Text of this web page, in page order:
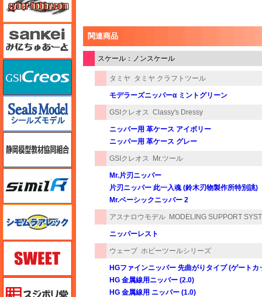
関連商品
スケール：ノンスケール
タミヤ タミヤ クラフトツール
モデラーズニッパーα ミントグリーン
GSIクレオス Classy's Dressy
ニッパー用 革ケース アイボリー
ニッパー用 革ケース グレー
GSIクレオス Mr.ツール
Mr.片刃ニッパー
片刃ニッパー 此一入魂 (鈴木刃物製作所特別誂)
Mr.ベーシックニッパー 2
アスナロウモデル MODELING SUPPORT
ニッパーレスト
ウェーブ ホビーツールシリーズ
HGファインニッパー 先曲がりタイプ (ゲートカ
HG 金属線用ニッパー (2.0)
HG 金属線用 ニッパー (1.0)
さんけい みにちゅあーと
GSIクレオス
シールズモデル
シミラー（similR）
シモムラアレック
スイート（SWEET）